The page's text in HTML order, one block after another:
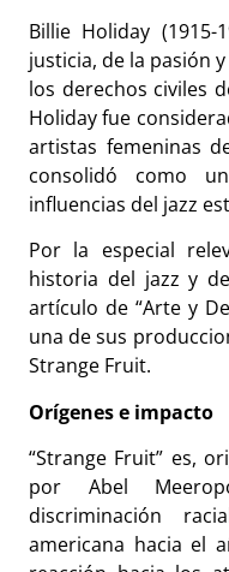
Billie Holiday
justicia, de la pasión
los derechos civiles
Holiday fue
artistas femeninas
consolidó como
influencias del jazz
Por la especial
historia del jazz y
artículo de “Arte y
una de sus
Strange Fruit.
Orígenes e impacto
“Strange Fruit” es,
por Abel
discriminación
americana hacia el